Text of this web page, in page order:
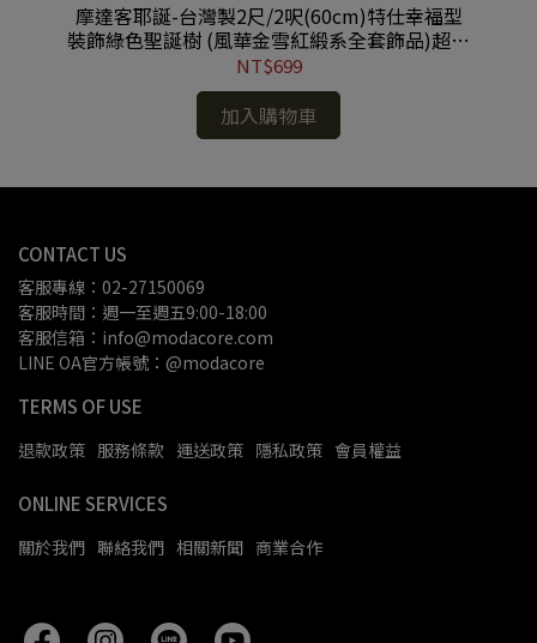
摩達客耶誕-台灣製2尺/2呎(60cm)特仕幸福型
裝飾綠色聖誕樹 (風華金雪紅緞系全套飾品)超值
組不含燈/本島免運費 #YS-HGT2202001
NT$699
加入購物車
CONTACT US
客服專線：02-27150069
客服時間：週一至週五9:00-18:00
客服信箱：info@modacore.com
LINE OA官方帳號：@modacore
TERMS OF USE
退款政策 服務條款 運送政策 隱私政策 會員權益
ONLINE SERVICES
關於我們 聯絡我們 相關新聞 商業合作